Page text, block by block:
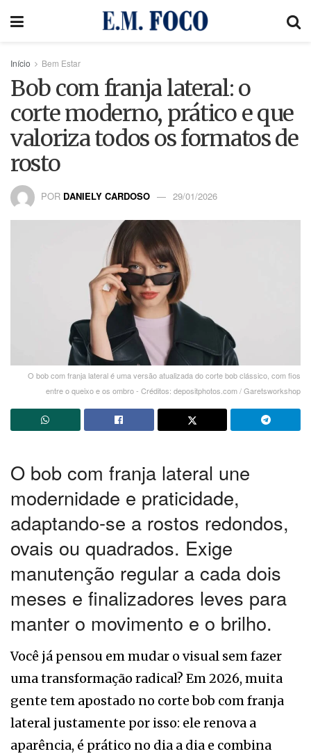
Início Bem Estar
Bob com franja lateral: o
corte moderno, prático e que
valoriza todos os formatos de
rosto
POR DANIELY CARDOSO 29/01/2026
O bob com franja lateral é uma versão atualizada do corte bob clássico, com fios
entre o queixo e os ombro - Créditos: depositphotos.com / Garetsworkshop
O bob com franja lateral une
modernidade e praticidade,
adaptando-se a rostos redondos,
ovais ou quadrados. Exige
manutenção regular a cada dois
meses e finalizadores leves para
manter o movimento e o brilho.
Você já pensou em mudar o visual sem fazer
uma transformação radical? Em 2026, muita
gente tem apostado no corte bob com franja
lateral justamente por isso: ele renova a
aparência, é prático no dia a dia e combina